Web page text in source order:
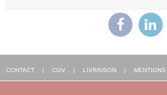
CONTACT | CGV | LIVRAISON |